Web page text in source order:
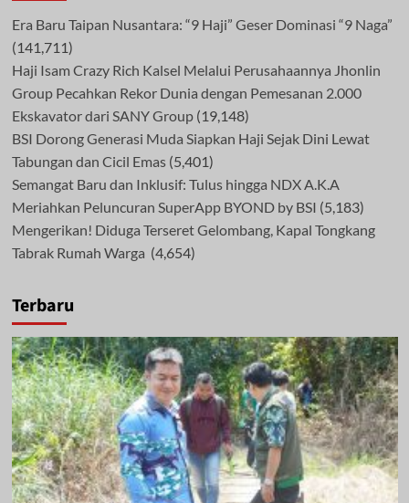
Era Baru Taipan Nusantara: “9 Haji” Geser Dominasi “9 Naga”
(141,711)
Haji Isam Crazy Rich Kalsel Melalui Perusahaannya Jhonlin
Group Pecahkan Rekor Dunia dengan Pemesanan 2.000
Ekskavator dari SANY Group (19,148)
BSI Dorong Generasi Muda Siapkan Haji Sejak Dini Lewat
Tabungan dan Cicil Emas (5,401)
Semangat Baru dan Inklusif: Tulus hingga NDX A.K.A
Meriahkan Peluncuran SuperApp BYOND by BSI (5,183)
Mengerikan! Diduga Terseret Gelombang, Kapal Tongkang
Tabrak Rumah Warga (4,654)
Terbaru